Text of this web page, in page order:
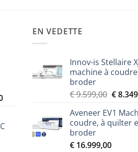
Le
est :
€ 8.999,00.
EN VEDETTE
Innov-is Stellaire
machine à
broder
€9.599,00 Le
initial
était :
€
Aveneer EV1
coudre, à quilter
broder
€ 16.999,00